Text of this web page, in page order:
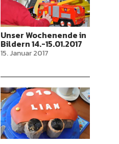
Unser Wochenende in
Bildern 14.-15.01.2017
15. Januar 2017